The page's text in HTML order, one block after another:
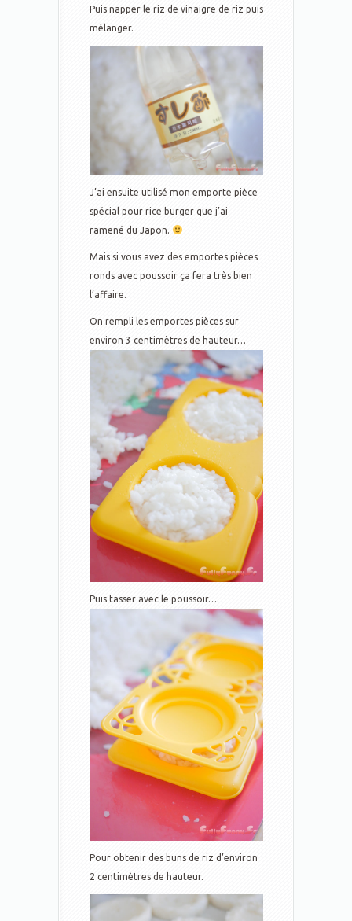
Puis napper le riz de vinaigre de riz puis
mélanger.
J’ai ensuite utilisé mon emporte pièce
spécial pour rice burger que j’ai
ramené du Japon.
Mais si vous avez des emportes pièces
ronds avec poussoir ça fera très bien
l’affaire.
On rempli les emportes pièces sur
environ 3 centimètres de hauteur…
Puis tasser avec le poussoir…
Pour obtenir des buns de riz d’environ
2 centimètres de hauteur.